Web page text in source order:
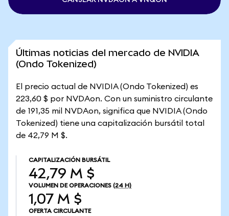
Últimas noticias del mercado de NVIDIA
(Ondo Tokenized)
El precio actual de NVIDIA (Ondo Tokenized) es
223,60 $ por NVDAon. Con un suministro circulante
de 191,35 mil NVDAon, significa que NVIDIA (Ondo
Tokenized) tiene una capitalización bursátil total
de 42,79 M $.
CAPITALIZACIÓN BURSÁTIL
42,79 M $
VOLUMEN DE OPERACIONES (24 H)
1,07 M $
OFERTA CIRCULANTE